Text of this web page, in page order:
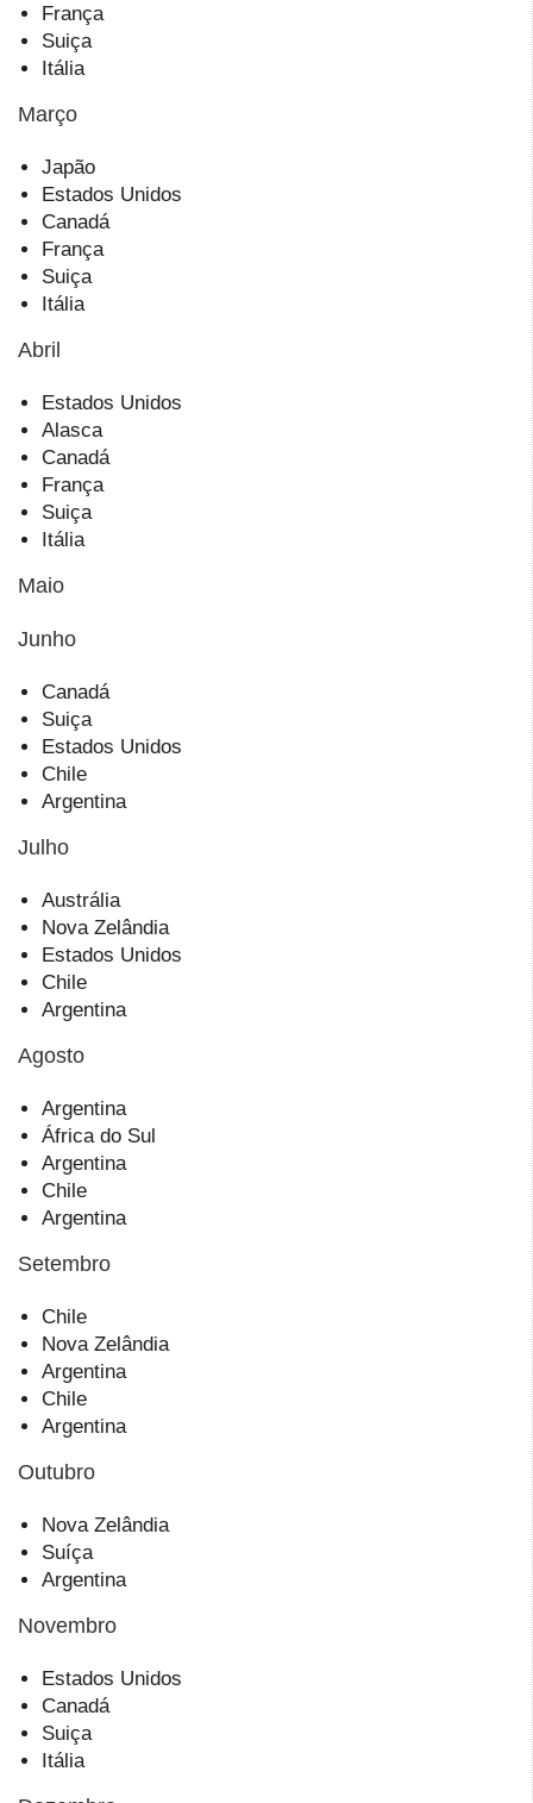
França
Suiça
Itália
Março
Japão
Estados Unidos
Canadá
França
Suiça
Itália
Abril
Estados Unidos
Alasca
Canadá
França
Suiça
Itália
Maio
Junho
Canadá
Suiça
Estados Unidos
Chile
Argentina
Julho
Austrália
Nova Zelândia
Estados Unidos
Chile
Argentina
Agosto
Argentina
África do Sul
Argentina
Chile
Argentina
Setembro
Chile
Nova Zelândia
Argentina
Chile
Argentina
Outubro
Nova Zelândia
Suíça
Argentina
Novembro
Estados Unidos
Canadá
Suiça
Itália